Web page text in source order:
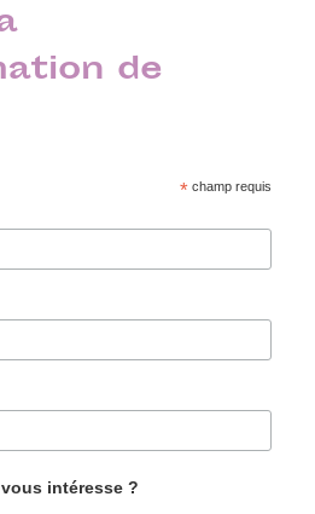
de
* champ requis
intéresse ?